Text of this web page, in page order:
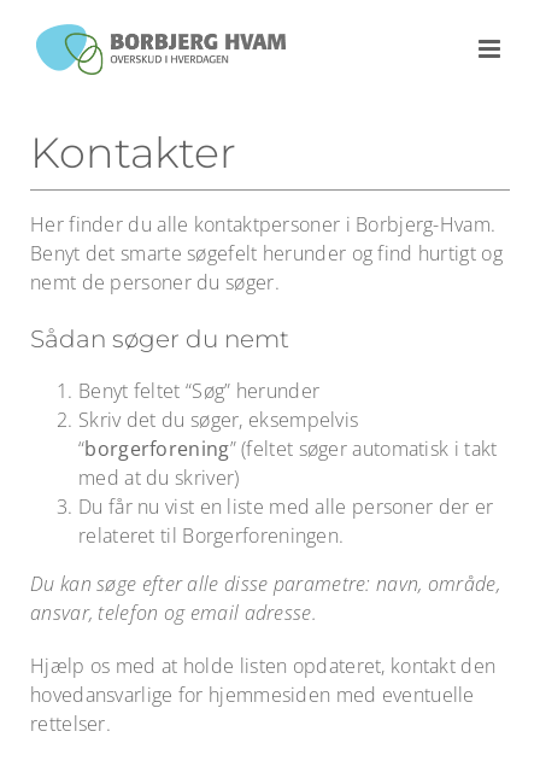
content
Kontakter
Her finder du alle kontaktpersoner i Borbjerg-Hvam.
Benyt det smarte søgefelt herunder og find hurtigt og
nemt de personer du søger.
Sådan søger du nemt
Benyt feltet “Søg” herunder
Skriv det du søger, eksempelvis
“borgerforening” (feltet søger automatisk i takt
med at du skriver)
Du får nu vist en liste med alle personer der er
relateret til Borgerforeningen.
Du kan søge efter alle disse parametre: navn, område,
ansvar, telefon og email adresse.
Hjælp os med at holde listen opdateret, kontakt den
hovedansvarlige for hjemmesiden med eventuelle
rettelser.